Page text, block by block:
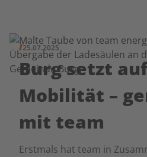
25.07.2025
Burg setzt auf
Mobilität –
mit team
Erstmals hat team in